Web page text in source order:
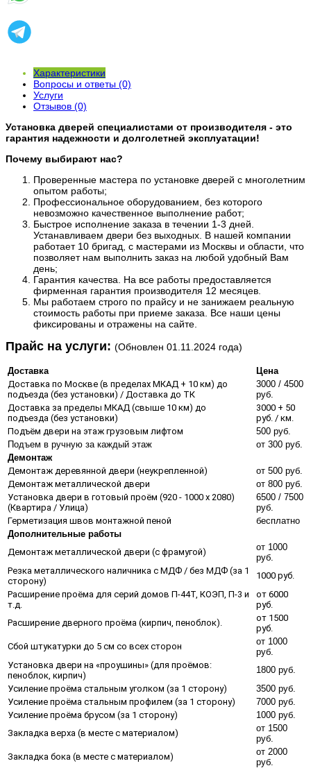
Характеристики
Вопросы и ответы (0)
Услуги
Отзывов (0)
Установка дверей специалистами от производителя - это
гарантия надежности и долголетней эксплуатации!
Почему выбирают нас?
Проверенные мастера по установке дверей с многолетним
опытом работы;
Профессиональное оборудованием, без которого
невозможно качественное выполнение работ;
Быстрое исполнение заказа в течении 1-3 дней.
Устанавливаем двери без выходных. В нашей компании
работает 10 бригад, с мастерами из Москвы и области, что
позволяет нам выполнить заказ на любой удобный Вам
день;
Гарантия качества. На все работы предоставляется
фирменная гарантия производителя 12 месяцев.
Мы работаем строго по прайсу и не занижаем реальную
стоимость работы при приеме заказа. Все наши цены
фиксированы и отражены на сайте.
​Прайс на услуги: (Обновлен 01.11.2024 года)
Доставка
Цена
Доставка по Москве (в пределах МКАД + 10 км) до
подъезда (без установки) / Доставка до ТК
3000 / 4500
руб.
Доставка за пределы МКАД (свыше 10 км) до
подъезда (без установки)
3000 + 50
руб. / км.
Подъём двери на этаж грузовым лифтом
500 руб.
Подъем в ручную за каждый этаж
от 300 руб.
Демонтаж
Демонтаж деревянной двери (неукрепленной)
от 500 руб.
Демонтаж металлической двери
от 800 руб.
Установка двери в готовый проём (920 - 1000 х 2080)
(Квартира / Улица)
6500 / 7500
руб.
Герметизация швов монтажной пеной
бесплатно
Дополнительные работы
Демонтаж металлической двери (с фрамугой)
от 1000
руб.
Резка металлического наличника с МДФ / без МДФ (за 1
сторону)
1000 руб.
Расширение проёма для серий домов П-44Т, КОЭП, П-3 и
т.д.
от 6000
руб.
Расширение дверного проёма (кирпич, пеноблок).
от 1500
руб.
Сбой штукатурки до 5 см со всех сторон
от 1000
руб.
Установка двери на «проушины» (для проёмов:
пеноблок, кирпич)
1800 руб.
Усиление проёма стальным уголком (за 1 сторону)
3500 руб.
Усиление проёма стальным профилем (за 1 сторону)
7000 руб.
Усиление проёма брусом (за 1 сторону)
1000 руб.
Закладка верха (в месте с материалом)
от 1500
руб.
Закладка бока (в месте с материалом)
от 2000
руб.